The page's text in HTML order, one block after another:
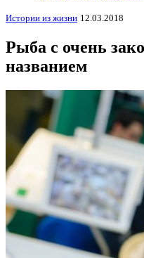
Истории из жизни 12.03.2018
Рыба с очень
названием